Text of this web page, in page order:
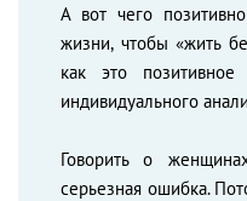
А вот чего
жизни, чтобы «жить
как это
индивидуального
Говорить о
серьезная ошибка.